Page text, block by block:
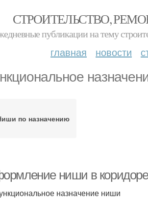
СТРОИТЕЛЬСТВО,
публикации на тему
главная новости
по назначению
ниши в
назначение ниши